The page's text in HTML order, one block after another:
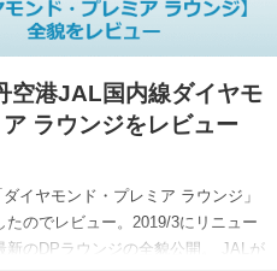
空港JAL国内線ダイヤモ
ラウンジをレビュー
イヤモンド・プレミア ラウンジ」
たのでレビュー。2019/3にリニュー
新のDPラウンジの全貌公開。 JALが